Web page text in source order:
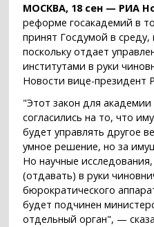
МОСКВА, 18 сен — РИА
реформе госакадемий в
принят Госдумой в
поскольку отдает
институтами в руки
Новости вице-президент
"Этот закон для
согласились на то, что
будет управлять другое
умное решение, но за
Но научные
(отдавать) в руки
бюрократического
будет подчинен
отдельный орган", —